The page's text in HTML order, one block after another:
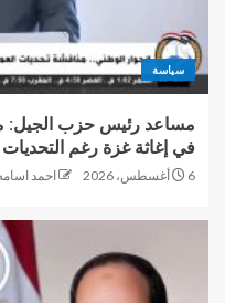
سياسة
مساعد رئيس حزب الجيل:
في إغاثة غزة رغم التحديات
6 أغسطس، 2026 احمد